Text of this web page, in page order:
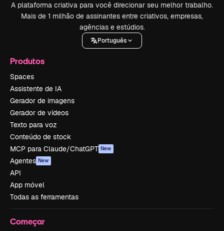
A plataforma criativa para você direcionar seu melhor trabalho.
Mais de 1 milhão de assinantes entre criativos, empresas,
agências e estúdios.
Português
Produtos
Spaces
Assistente de IA
Gerador de imagens
Gerador de vídeos
Texto para voz
Conteúdo de stock
MCP para Claude/ChatGPT New
Agentes New
API
App móvel
Todas as ferramentas
Começar